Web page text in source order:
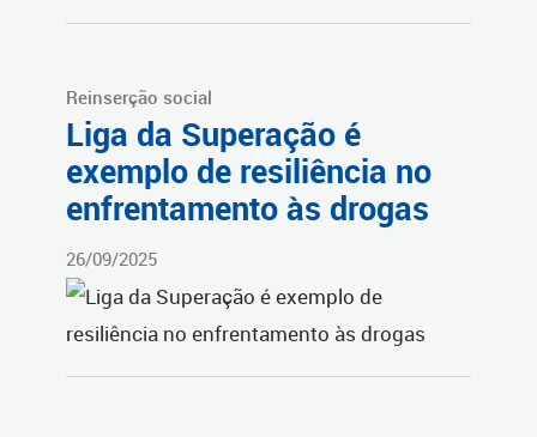
Reinserção social
Liga da Superação é
exemplo de resiliência no
enfrentamento às drogas
26/09/2025